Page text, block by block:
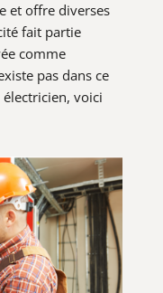
et offre diverses
fait partie
comme
pas dans ce
voici